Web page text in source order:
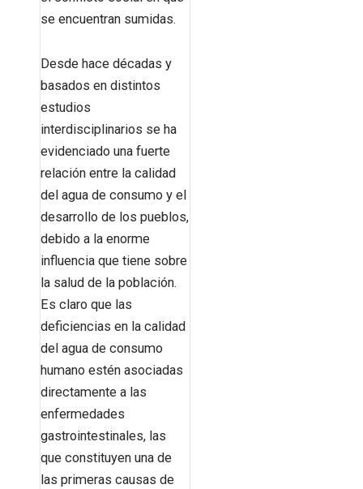
se encuentran sumidas.
Desde hace décadas y
basados en distintos
estudios
interdisciplinarios se ha
evidenciado una fuerte
relación entre la calidad
del agua de consumo y el
desarrollo de los pueblos,
debido a la enorme
influencia que tiene sobre
la salud de la población.
Es claro que las
deficiencias en la calidad
del agua de consumo
humano estén asociadas
directamente a las
enfermedades
gastrointestinales, las
que constituyen una de
las primeras causas de